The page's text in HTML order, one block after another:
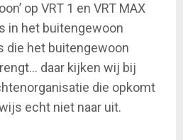
op VRT 1 en VRT MAX
in het buitengewoon
die het buitengewoon
daar kijken wij bij
die opkomt
echt niet naar uit.